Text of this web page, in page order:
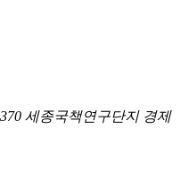
세종국책연구단지 경제